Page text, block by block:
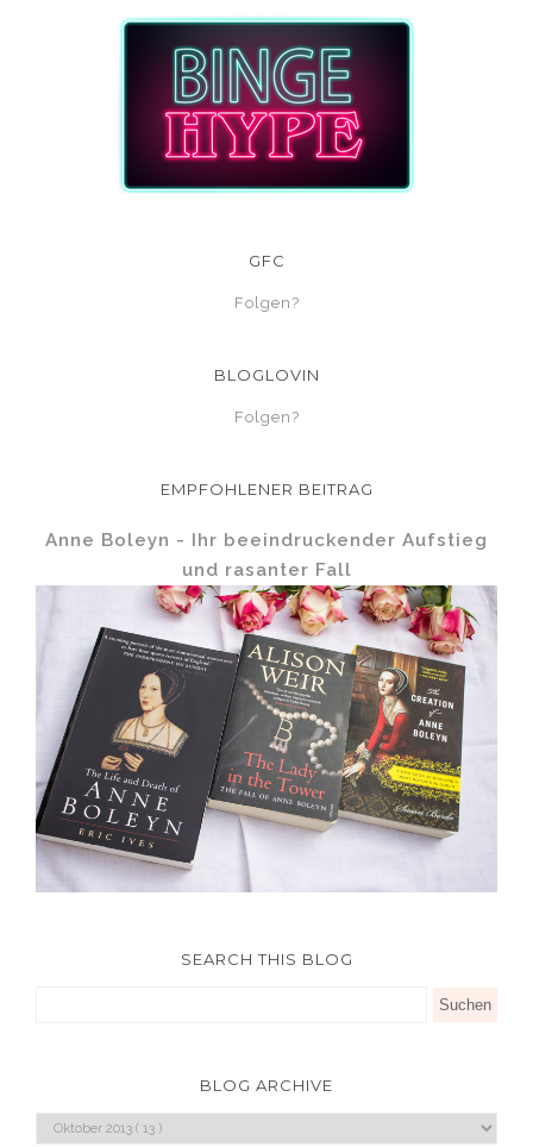
GFC
Folgen?
BLOGLOVIN
Folgen?
EMPFOHLENER BEITRAG
Anne Boleyn - Ihr beeindruckender Aufstieg
und rasanter Fall
SEARCH THIS BLOG
BLOG ARCHIVE